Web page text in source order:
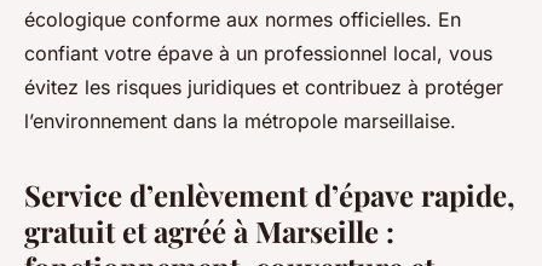
écologique conforme aux normes officielles. En
confiant votre épave à un professionnel local, vous
évitez les risques juridiques et contribuez à protéger
l’environnement dans la métropole marseillaise.
Service d’enlèvement d’épave rapide,
gratuit et agréé à Marseille :